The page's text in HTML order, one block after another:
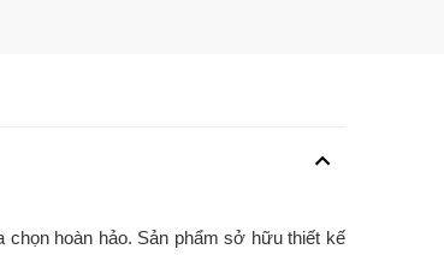
chọn hoàn hảo. Sản phẩm sở hữu thiết kế